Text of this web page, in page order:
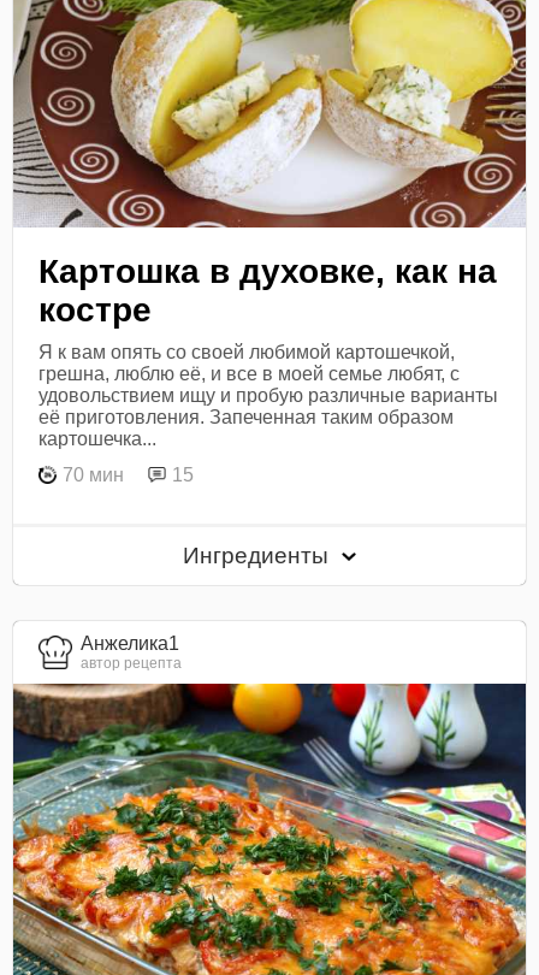
Картошка в духовке, как на
костре
Я к вам опять со своей любимой картошечкой,
грешна, люблю её, и все в моей семье любят, с
удовольствием ищу и пробую различные варианты
её приготовления. Запеченная таким образом
картошечка...
70 мин
15
Ингредиенты
Анжелика1
автор рецепта